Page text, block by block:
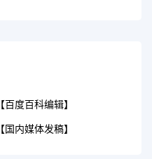
【百度百科编辑】
【国内媒体发稿】